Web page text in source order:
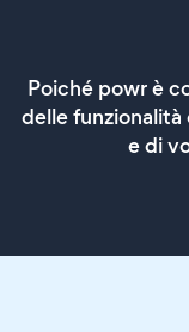
Poiché powr è
delle funzionalità
e di